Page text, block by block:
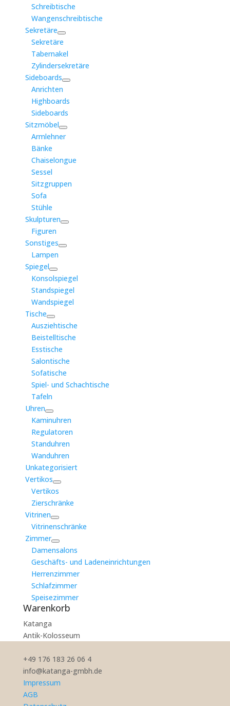
Schreibtische
Wangenschreibtische
Sekretäre
Sekretäre
Tabernakel
Zylindersekretäre
Sideboards
Anrichten
Highboards
Sideboards
Sitzmöbel
Armlehner
Bänke
Chaiselongue
Sessel
Sitzgruppen
Sofa
Stühle
Skulpturen
Figuren
Sonstiges
Lampen
Spiegel
Konsolspiegel
Standspiegel
Wandspiegel
Tische
Ausziehtische
Beistelltische
Esstische
Salontische
Sofatische
Spiel- und Schachtische
Tafeln
Uhren
Kaminuhren
Regulatoren
Standuhren
Wanduhren
Unkategorisiert
Vertikos
Vertikos
Zierschränke
Vitrinen
Vitrinenschränke
Zimmer
Damensalons
Geschäfts- und Ladeneinrichtungen
Herrenzimmer
Schlafzimmer
Speisezimmer
Warenkorb
Katanga
Antik-Kolosseum
+49 176 183 26 06 4
info@katanga-gmbh.de
Impressum
AGB